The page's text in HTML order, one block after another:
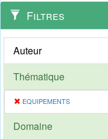
Filtres
Auteur
Thématique
EQUIPEMENTS
Domaine